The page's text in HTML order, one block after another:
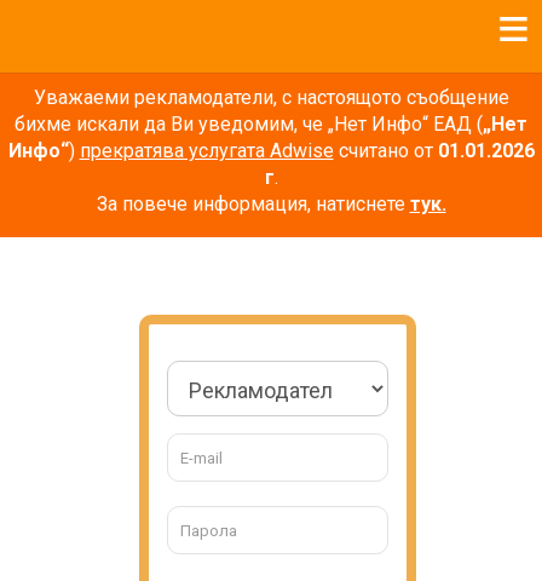
Уважаеми рекламодатели, с настоящото съобщение
бихме искали да Ви уведомим, че „Нет Инфо“ ЕАД („Нет
Инфо“) прекратява услугата Adwiseсчитано от 01.01.2026
г.
За повече информация, натиснете тук.